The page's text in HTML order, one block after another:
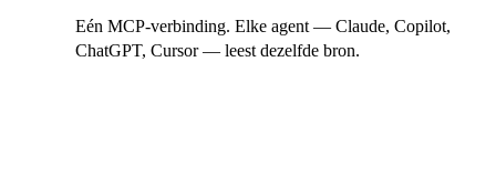
Eén MCP-verbinding. Elke agent — Claude, Copilot,
ChatGPT, Cursor — leest dezelfde bron.